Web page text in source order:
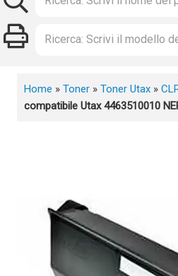
Home » Toner » Toner Utax »
compatibile Utax 4463510010